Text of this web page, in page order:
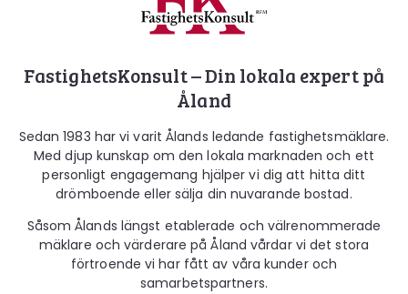
FastighetsKonsult – Din lokala expert på
Åland
Sedan 1983 har vi varit Ålands ledande fastighetsmäklare.
Med djup kunskap om den lokala marknaden och ett
personligt engagemang hjälper vi dig att hitta ditt
drömboende eller sälja din nuvarande bostad.
Såsom Ålands längst etablerade och välrenommerade
mäklare och värderare på Åland vårdar vi det stora
förtroende vi har fått av våra kunder och
samarbetspartners.